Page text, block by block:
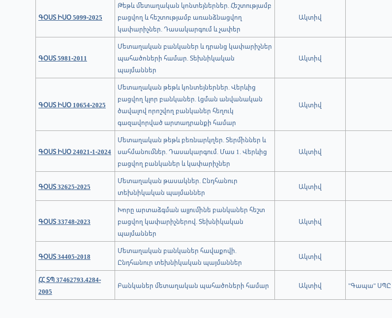
ԳՕՍՏ ԻՍՕ 5099-2025
Թեթև մետաղական կոնտեյներներ. Հեշտությամբ
բացվող և հեշտությամբ առանձնացվող
կափարիչներ. Դասակարգում և չափեր
Ակտիվ
ԳՕՍՏ 5981-2011
Մետաղական բանկաներ և դրանց կափարիչներ
պահածոների համար. Տեխնիկական
պայմաններ
Ակտիվ
ԳՕՍՏ ԻՍՕ 10654-2025
Մետաղական թեթև կոնտեյներներ. Վերևից
բացվող կլոր բանկաներ. Լցման անվանական
ծավալով որոշվող բանկաներ հեղուկ
գազավորված արտադրանքի համար
Ակտիվ
ԳՕՍՏ ԻՍՕ 24021-1-2024
Մետաղական թեթև բեռնարկղեր. Տերմիններ և
սահմանումներ. Դասակարգում. Մաս 1. Վերևից
բացվող բանկաներ և կափարիչներ
Ակտիվ
ԳՕՍՏ 32625-2025
Մետաղական թասակներ. Ընդհանուր
տեխնիկական պայմաններ
Ակտիվ
ԳՕՍՏ 33748-2023
Խորը արտաձգման ալյումինե բանկաներ հեշտ
բացվող կափարիչներով. Տեխնիկական
պայմաններ
Ակտիվ
ԳՕՍՏ 34405-2018
Մետաղական բանկաներ հավաքովի.
Ընդհանուր տեխնիկական պայմաններ
Ակտիվ
ՀՀ ՏՊ 37462793.4284-
2005
Բանկաներ մետաղական պահածոների համար Ակտիվ "Գապա" ՍՊԸ